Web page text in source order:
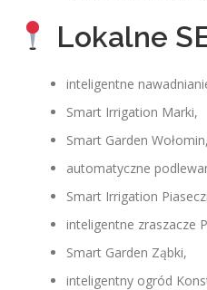
Lokalne
inteligentne
Smart Irrigation Marki,
Smart Garden Wołomin,
automatyczne
Smart Irrigation
inteligentne zraszacze
Smart Garden Ząbki,
inteligentny ogród